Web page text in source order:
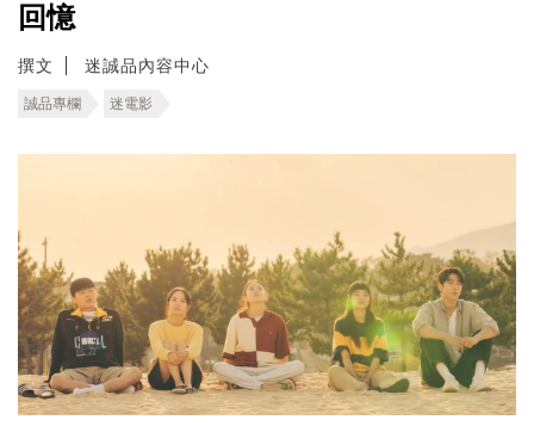
回憶
撰文 迷誠品內容中心
誠品專欄 迷電影